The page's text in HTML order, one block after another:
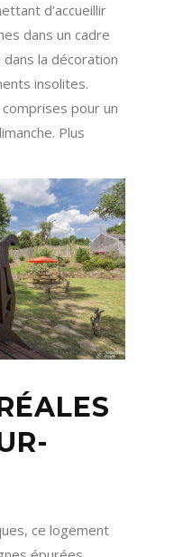
d’accueillir
dans un cadre
la décoration
insolites.
pour un
Plus
ce logement